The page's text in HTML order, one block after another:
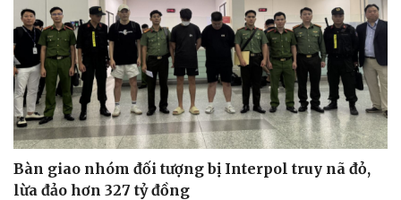
Văn hóa
Giải trí
Bàn giao nhóm đối tượng bị Interpol truy nã đỏ,
lừa đảo hơn 327 tỷ đồng